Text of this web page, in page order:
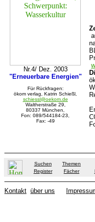
Nr.4/ Dez. 2003
"Erneuerbare Energien"
Für Rückfragen:
ökom verlag, Katrin Schießl,
schiessl@oekom.de
Waltherstraße 29,
80337 München,
Fon: 089/544184-23,
Fax: -49
Suchen Themen
Register
Fächer
Kontakt über uns